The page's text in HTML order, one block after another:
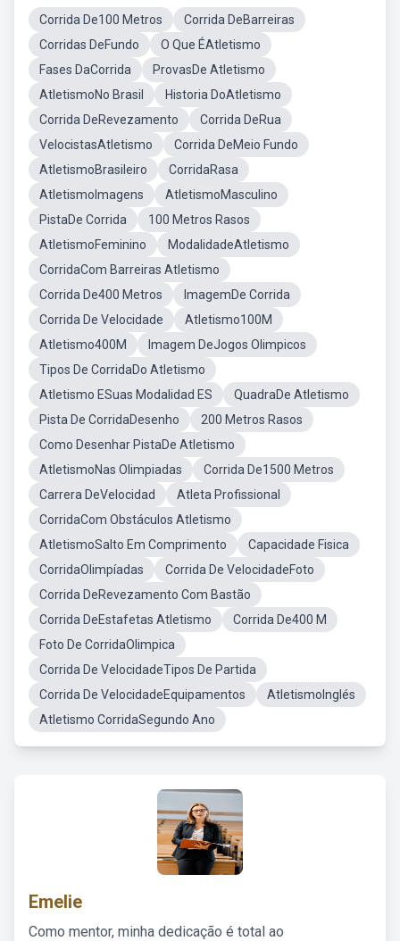
Corrida De100 Metros
Corrida DeBarreiras
Corridas DeFundo
O Que ÉAtletismo
Fases DaCorrida
ProvasDe Atletismo
AtletismoNo Brasil
Historia DoAtletismo
Corrida DeRevezamento
Corrida DeRua
VelocistasAtletismo
Corrida DeMeio Fundo
AtletismoBrasileiro
CorridaRasa
AtletismoImagens
AtletismoMasculino
PistaDe Corrida
100 Metros Rasos
AtletismoFeminino
ModalidadeAtletismo
CorridaCom Barreiras Atletismo
Corrida De400 Metros
ImagemDe Corrida
Corrida De Velocidade
Atletismo100M
Atletismo400M
Imagem DeJogos Olimpicos
Tipos De CorridaDo Atletismo
Atletismo ESuas Modalidad ES
QuadraDe Atletismo
Pista De CorridaDesenho
200 Metros Rasos
Como Desenhar PistaDe Atletismo
AtletismoNas Olimpiadas
Corrida De1500 Metros
Carrera DeVelocidad
Atleta Profissional
CorridaCom Obstáculos Atletismo
AtletismoSalto Em Comprimento
Capacidade Fisica
CorridaOlimpíadas
Corrida De VelocidadeFoto
Corrida DeRevezamento Com Bastão
Corrida DeEstafetas Atletismo
Corrida De400 M
Foto De CorridaOlimpica
Corrida De VelocidadeTipos De Partida
Corrida De VelocidadeEquipamentos
AtletismoInglés
Atletismo CorridaSegundo Ano
Emelie
Como mentor, minha dedicação é total ao